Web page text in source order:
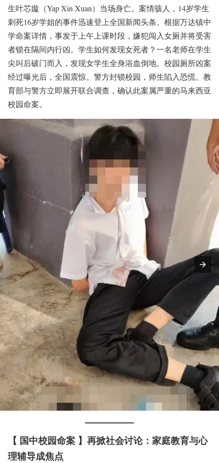
生叶芯嫙（Yap Xin Xuan）当场身亡。案情骇人，14岁学生
刺死16岁学姐的事件迅速登上全国新闻头条。根据万达镇中
学命案详情，事发于上午上课时段，嫌犯闯入女厕并将受害
者锁在隔间内行凶。学生如何发现女死者？一名老师在学生
尖叫后破门而入，发现女学生全身浴血倒地。校园厕所凶案
经过曝光后，全国震惊。警方封锁校园，师生陷入恐慌。教
育部与警方立即展开联合调查，确认此案属严重的马来西亚
校园命案。
【 国中校园命案 】再掀社会讨论：家庭教育与心
理辅导成焦点